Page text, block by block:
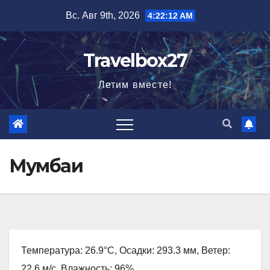
содержимому
Вс. Авг 9th, 2026 4:22:13 AM
Travelbox27
Летим вместе!
Мумбаи
Температура: 26.9°C, Осадки: 293.3 мм, Ветер: